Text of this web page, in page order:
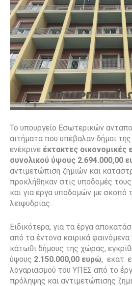
Το υπουργείο Εσωτερικών
αιτήματα που υπέβαλαν δήμοι
ενέκρινε έκτακτες οικονομικές
συνολικού ύψους 2.694.000,00
αντιμετώπιση ζημιών και
προκλήθηκαν στις υποδομές
και για έργα υποδομών με σκοπό
λειψυδρίας.
Ειδικότερα, για τα έργα
από τα έντονα καιρικά
κάτωθι δήμους της χώρας,
ύψους 2.150.000,00 ευρώ, εκατ.
λογαριασμού του ΥΠΕΣ από το
πρόληψης και αντιμετώπισης